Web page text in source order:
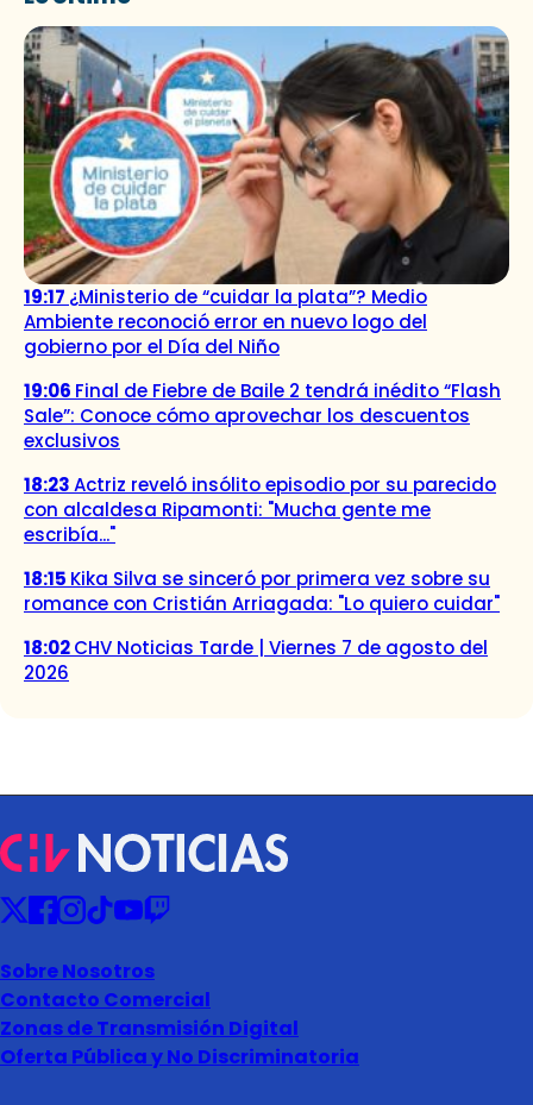
19:17 ¿Ministerio de “cuidar la plata”? Medio
Ambiente reconoció error en nuevo logo del
gobierno por el Día del Niño
19:06 Final de Fiebre de Baile 2 tendrá inédito “Flash
Sale”: Conoce cómo aprovechar los descuentos
exclusivos
18:23Actriz reveló insólito episodio por su parecido
con alcaldesa Ripamonti: "Mucha gente me
escribía..."
18:15 Kika Silva se sinceró por primera vez sobre su
romance con Cristián Arriagada: "Lo quiero cuidar"
18:02CHV Noticias Tarde | Viernes 7 de agosto del
2026
Sobre Nosotros
Contacto Comercial
Zonas de Transmisión Digital
Oferta Pública y No Discriminatoria